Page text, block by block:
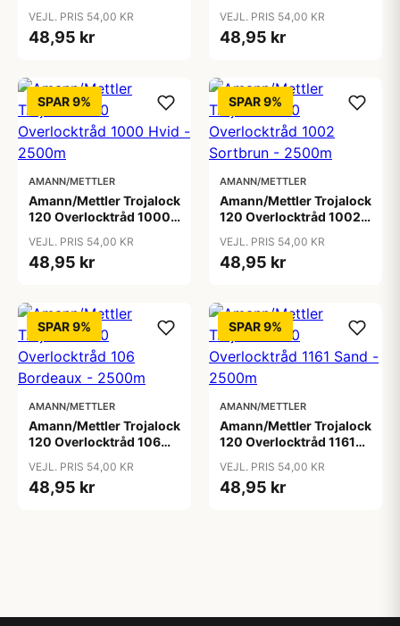
VEJL. PRIS 54,00 KR
48,95 kr
VEJL. PRIS 54,00 KR
48,95 kr
SPAR 9%
AMANN/METTLER
Amann/Mettler Trojalock
120 Overlocktråd 1000
VEJL. PRIS 54,00 KR
48,95 kr
SPAR 9%
AMANN/METTLER
Amann/Mettler Trojalock
120 Overlocktråd 1002
VEJL. PRIS 54,00 KR
48,95 kr
SPAR 9%
AMANN/METTLER
Amann/Mettler Trojalock
120 Overlocktråd 106
VEJL. PRIS 54,00 KR
48,95 kr
SPAR 9%
AMANN/METTLER
Amann/Mettler Trojalock
120 Overlocktråd 1161
VEJL. PRIS 54,00 KR
48,95 kr